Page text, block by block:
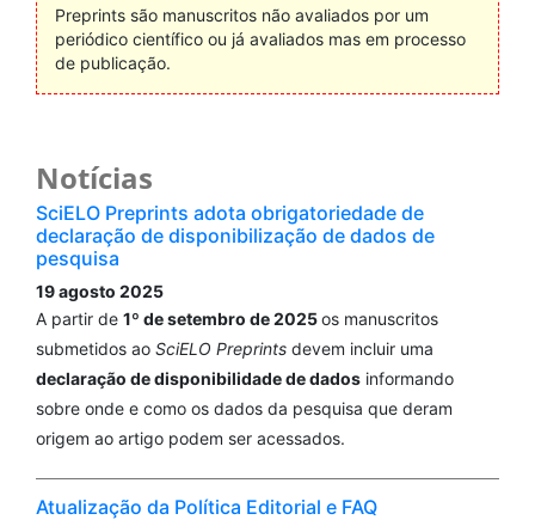
Preprints são manuscritos não avaliados por um
periódico científico ou já avaliados mas em processo
de publicação.
Notícias
SciELO Preprints adota obrigatoriedade de
declaração de disponibilização de dados de
pesquisa
19 agosto 2025
A partir de 1º de setembro de 2025os manuscritos
submetidos ao SciELO Preprints devem incluir uma
declaração de disponibilidade de dados informando
sobre onde e como os dados da pesquisa que deram
origem ao artigo podem ser acessados.
Atualização da Política Editorial e FAQ